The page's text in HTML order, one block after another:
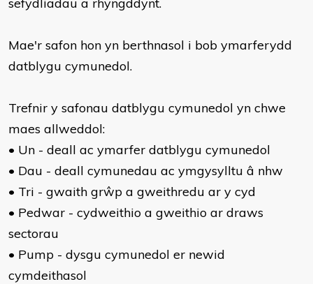
Mae'r safon hon yn berthnasol i bob ymarferydd
datblygu cymunedol.
Trefnir y safonau datblygu cymunedol yn chwe
maes allweddol:
• Un - deall ac ymarfer datblygu cymunedol
• Dau - deall cymunedau ac ymgysylltu â nhw
• Tri - gwaith grŵp a gweithredu ar y cyd
• Pedwar - cydweithio a gweithio ar draws
sectorau
• Pump - dysgu cymunedol er newid
cymdeithasol